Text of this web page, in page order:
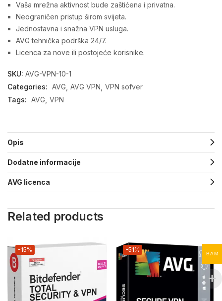
Vaša mrežna aktivnost bude zaštićena i privatna.
Neograničen pristup širom svijeta.
Jednostavna i snažna VPN usluga.
AVG tehnička podrška 24/7.
Licenca za nove ili postojeće korisnike.
SKU: AVG-VPN-10-1
Categories: AVG AVG VPN VPN sofver
Tags: AVG VPN
Opis
Dodatne informacije
AVG licenca
Related products
-15% -51% BAM